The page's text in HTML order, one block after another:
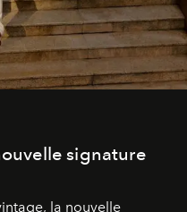
signature
la nouvelle